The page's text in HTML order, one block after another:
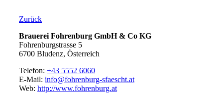
Zurück
Brauerei Fohrenburg GmbH & Co KG
Fohrenburgstrasse 5
6700 Bludenz, Österreich
Telefon: +43 5552 6060
E-Mail: info@fohrenburg-sfaescht.at
Web: http://www.fohrenburg.at